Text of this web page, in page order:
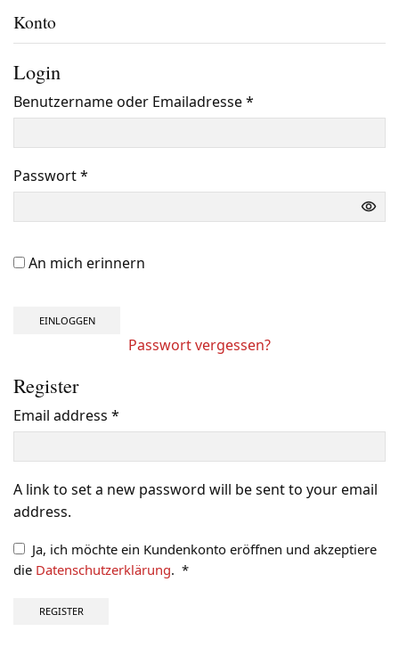
Konto
Login
Benutzername oder Emailadresse*
Passwort*
An mich erinnern
EINLOGGEN
Passwort vergessen?
Register
Email address *
A link to set a new password will be sent to your email
address.
Ja, ich möchte ein Kundenkonto eröffnen und akzeptiere
die Datenschutzerklärung. *
REGISTER